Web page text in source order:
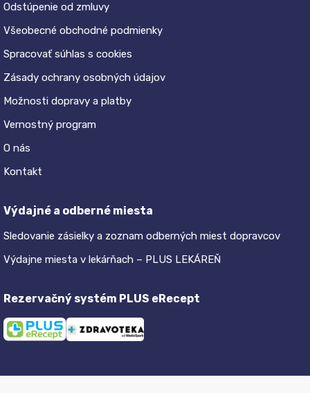
Odstúpenie od zmluvy
Všeobecné obchodné podmienky
Spracovať súhlas s cookies
Zásady ochrany osobných údajov
Možnosti dopravy a platby
Vernostný program
O nás
Kontakt
Výdajné a odberné miesta
Sledovanie zásielky a zoznam odberných miest dopravcov
Výdajne miesta v lekárňach – PLUS LEKÁREŇ
Rezervačný systém PLUS eRecept